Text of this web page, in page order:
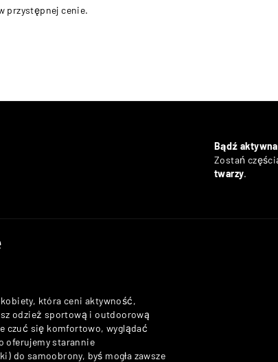
przystępnej cenie.
Bądź
Zostań
twarzy.
kobiety, która ceni aktywność,
odzież sportową i outdoorową
czuć się komfortowo, wyglądać
oferujemy starannie
do samoobrony, byś mogła zawsze